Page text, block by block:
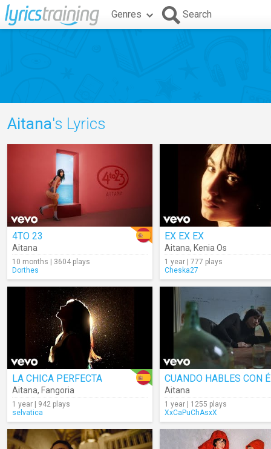
Genres Search
Aitana's Lyrics
4TO 23
Aitana
10 months | 3604 plays
Dorthes
EX EX EX
Aitana, Kenia Os
1 year | 777 plays
Cheska27
LA CHICA PERFECTA
Aitana, Fangoria
1 year | 942 plays
selvatica
CUANDO HABLES CON
Aitana
1 year | 1255 plays
XxCaPuChAsxX